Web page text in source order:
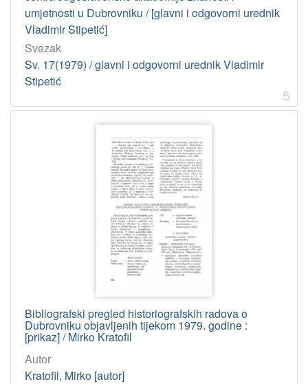
umjetnosti u Dubrovniku / [glavni i odgovorni urednik
Vladimir Stipetić]
Svezak
Sv. 17(1979) / glavni i odgovorni urednik Vladimir
Stipetić
5
Bibliografski pregled historiografskih radova o
Dubrovniku objavljenih tijekom 1979. godine :
[prikaz] / Mirko Kratofil
Autor
Kratofil, Mirko [autor]